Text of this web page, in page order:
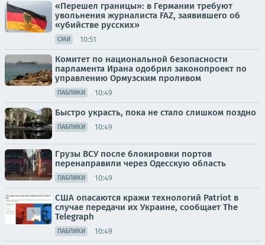
«Перешел границы»: в Германии требуют
увольнения журналиста FAZ, заявившего об
«убийстве русских»
СМИ 10:51
Комитет по национальной безопасности
парламента Ирана одобрил законопроект по
управлению Ормузским проливом
ПАБЛИКИ 10:49
Быстро украсть, пока не стало слишком поздно
ПАБЛИКИ 10:49
Грузы ВСУ после блокировки портов
перенаправили через Одесскую область
ПАБЛИКИ 10:49
США опасаются кражи технологий Patriot в
случае передачи их Украине, сообщает The
Telegraph
ПАБЛИКИ 10:49